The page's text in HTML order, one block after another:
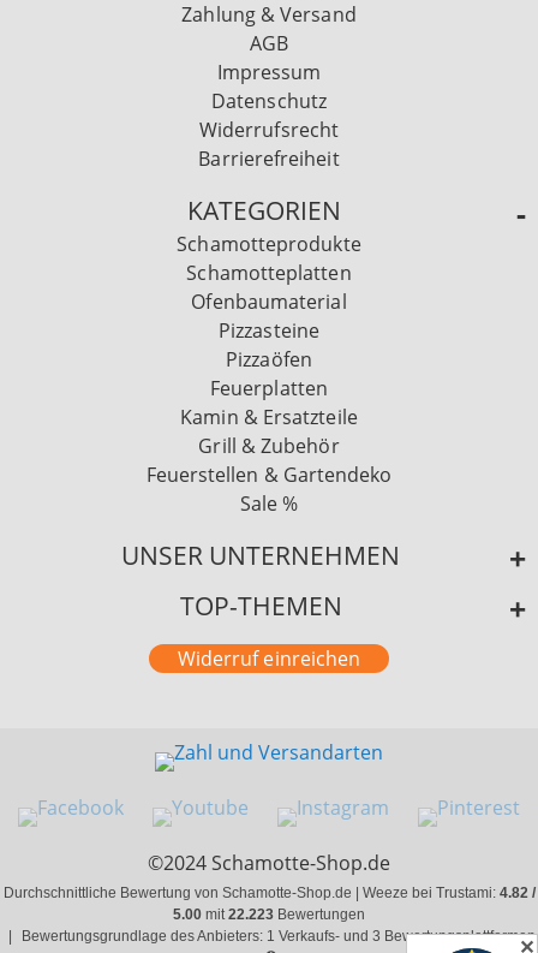
Zahlung & Versand
AGB
Impressum
Datenschutz
Widerrufsrecht
Barrierefreiheit
KATEGORIEN
Schamotteprodukte
Schamotteplatten
Ofenbaumaterial
Pizzasteine
Pizzaöfen
Feuerplatten
Kamin & Ersatzteile
Grill & Zubehör
Feuerstellen & Gartendeko
Sale %
UNSER UNTERNEHMEN
TOP-THEMEN
Widerruf einreichen
©2024 Schamotte-Shop.de
Durchschnittliche Bewertung von Schamotte-Shop.de | Weeze bei Trustami: 4.82 /
5.00 mit22.223 Bewertungen
Bewertungsgrundlage des Anbieters: 1 Verkaufs- und 3 Bewertungsplattformen
✕